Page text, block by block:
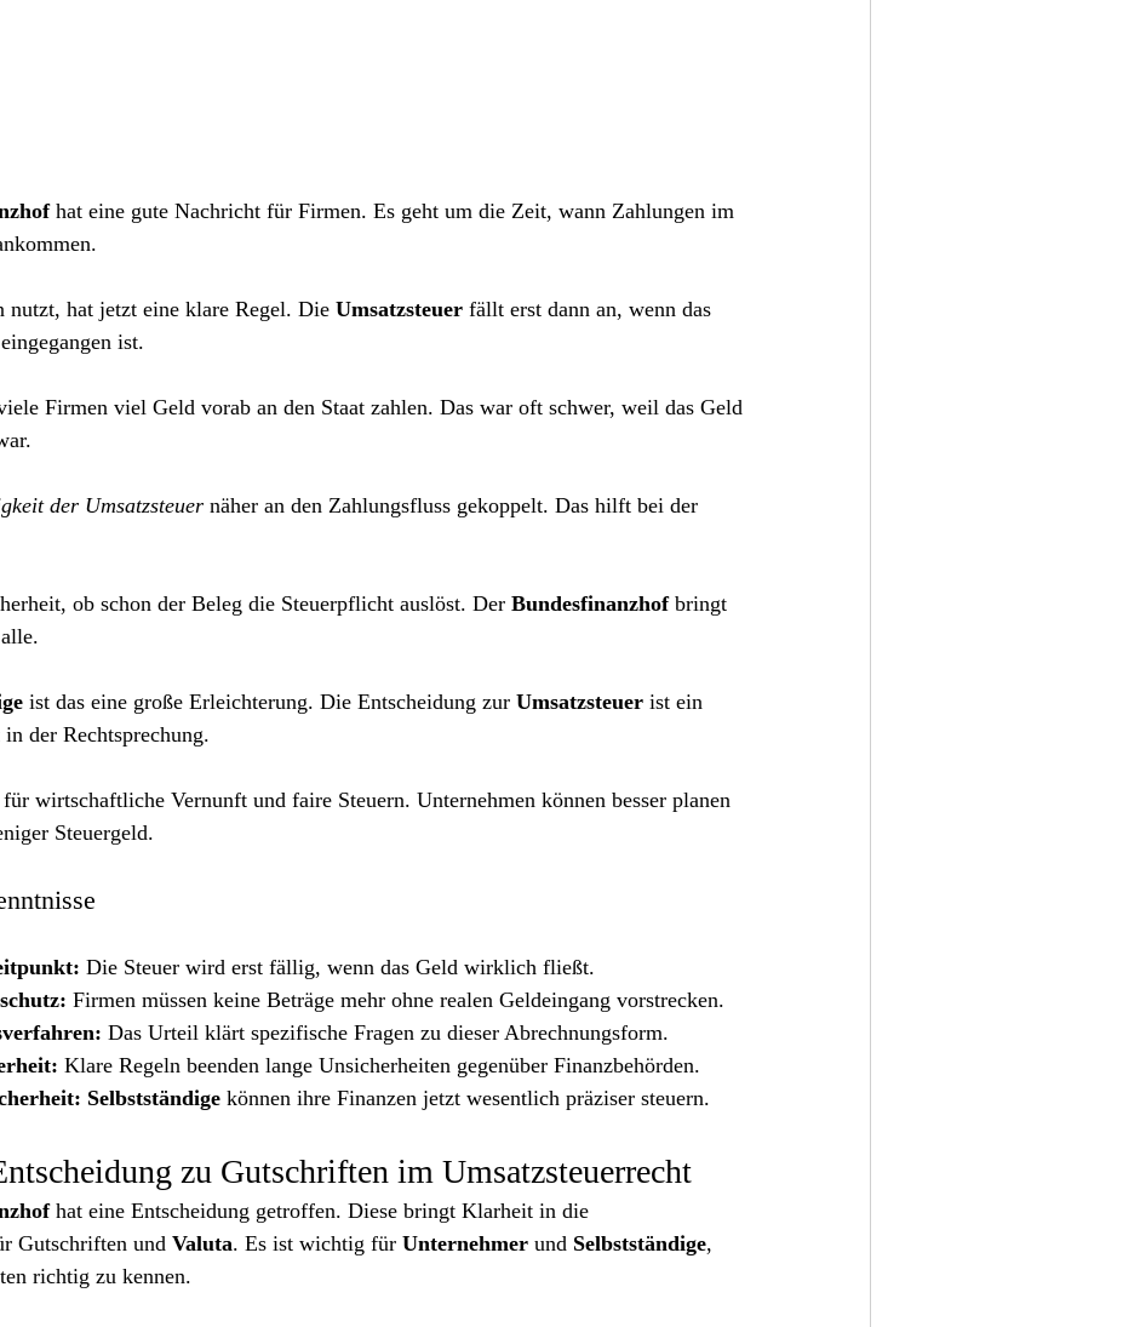
hat eine gute Nachricht für Firmen. Es geht um die Zeit, wann Zahlungen im
nutzt, hat jetzt eine klare Regel. Die Umsatzsteuer fällt erst dann an, wenn das
ist.
Firmen viel Geld vorab an den Staat zahlen. Das war oft schwer, weil das Geld
der Umsatzsteuer näher an den Zahlungsfluss gekoppelt. Das hilft bei der
ob schon der Beleg die Steuerpflicht auslöst. Der Bundesfinanzhof bringt
ist das eine große Erleichterung. Die Entscheidung zur Umsatzsteuer ist ein
der Rechtsprechung.
wirtschaftliche Vernunft und faire Steuern. Unternehmen können besser planen
Steuergeld.
Die Steuer wird erst fällig, wenn das Geld wirklich fließt.
Firmen müssen keine Beträge mehr ohne realen Geldeingang vorstrecken.
Das Urteil klärt spezifische Fragen zu dieser Abrechnungsform.
Klare Regeln beenden lange Unsicherheiten gegenüber Finanzbehörden.
Selbstständige können ihre Finanzen jetzt wesentlich präziser steuern.
zu Gutschriften im Umsatzsteuerrecht
hat eine Entscheidung getroffen. Diese bringt Klarheit in die
Gutschriften und Valuta. Es ist wichtig für Unternehmer und Selbstständige,
richtig zu kennen.